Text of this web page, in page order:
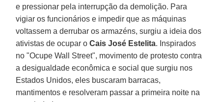
e pressionar pela interrupção da demolição. Para
vigiar os funcionários e impedir que as máquinas
voltassem a derrubar os armazéns, surgiu a ideia dos
ativistas de ocupar oCais José Estelita. Inspirados
no "Ocupe Wall Street", movimento de protesto contra
a desigualdade econômica e social que surgiu nos
Estados Unidos, eles buscaram barracas,
mantimentos e resolveram passar a primeira noite na